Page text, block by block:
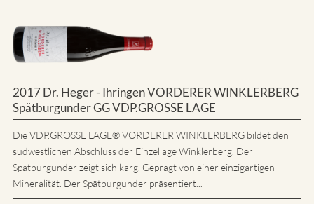
2017 Dr. Heger - Ihringen VORDERER WINKLERBERG
Spätburgunder GG VDP.GROSSE LAGE
Die VDP.GROSSE LAGE® VORDERER WINKLERBERG bildet den
südwestlichen Abschluss der Einzellage Winklerberg. Der
Spätburgunder zeigt sich karg. Geprägt von einer einzigartigen
Mineralität. Der Spätburgunder präsentiert...